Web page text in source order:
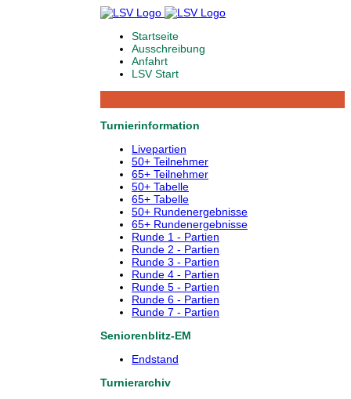
Startseite
Ausschreibung
Anfahrt
LSV Start
Turnierinformation
Livepartien
50+ Teilnehmer
65+ Teilnehmer
50+ Tabelle
65+ Tabelle
50+ Rundenergebnisse
65+ Rundenergebnisse
Runde 1 - Partien
Runde 2 - Partien
Runde 3 - Partien
Runde 4 - Partien
Runde 5 - Partien
Runde 6 - Partien
Runde 7 - Partien
Seniorenblitz-EM
Endstand
Turnierarchiv